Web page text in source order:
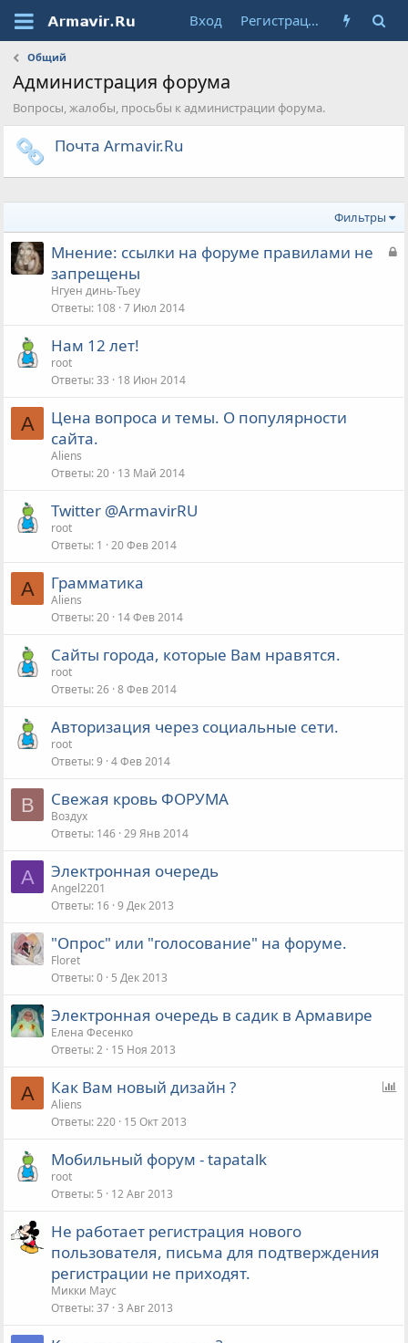
Вход Регистрация
Общий
Администрация форума
Вопросы, жалобы, просьбы к администрации форума.
Почта Armavir.Ru
Фильтры
З
Мнение: ссылки на форуме правилами не
запрещены
Нгуен динь-Тьеу
Ответы 108 7 Июл 2014
Нам 12 лет!
root
Ответы 33 18 Июн 2014
A
Цена вопроса и темы. О популярности
сайта.
Aliens
Ответы 20 13 Май 2014
Twitter @ArmavirRU
root
Ответы 1 20 Фев 2014
A Грамматика
Aliens
Ответы 20 14 Фев 2014
Сайты города, которые Вам нравятся.
root
Ответы 26 8 Фев 2014
Авторизация через социальные сети.
root
Ответы 9 4 Фев 2014
В Свежая кровь ФОРУМА
Воздух
Ответы 146 29 Янв 2014
A Электронная очередь
Angel2201
Ответы 16 9 Дек 2013
"Опрос" или "голосование" на форуме.
Floret
Ответы 0 5 Дек 2013
Электронная очередь в садик в Армавире
Елена Фесенко
Ответы 2 15 Ноя 2013
A Как Вам новый дизайн ?
Aliens
Ответы 220 15 Окт 2013
Мобильный форум - tapatalk
root
Ответы 5 12 Авг 2013
Не работает регистрация нового
пользователя, письма для подтверждения
регистрации не приходят.
Микки Маус
Ответы 37 3 Авг 2013